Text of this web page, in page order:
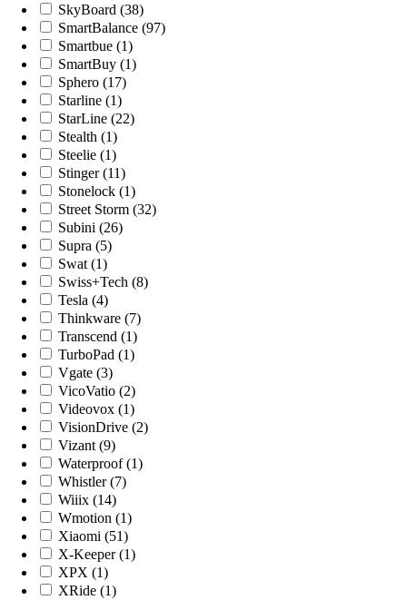
SkyBoard (38)
SmartBalance (97)
Smartbue (1)
SmartBuy (1)
Sphero (17)
Starline (1)
StarLine (22)
Stealth (1)
Steelie (1)
Stinger (11)
Stonelock (1)
Street Storm (32)
Subini (26)
Supra (5)
Swat (1)
Swiss+Tech (8)
Tesla (4)
Thinkware (7)
Transcend (1)
TurboPad (1)
Vgate (3)
VicoVatio (2)
Videovox (1)
VisionDrive (2)
Vizant (9)
Waterproof (1)
Whistler (7)
Wiiix (14)
Wmotion (1)
Xiaomi (51)
X-Keeper (1)
XPX (1)
XRide (1)